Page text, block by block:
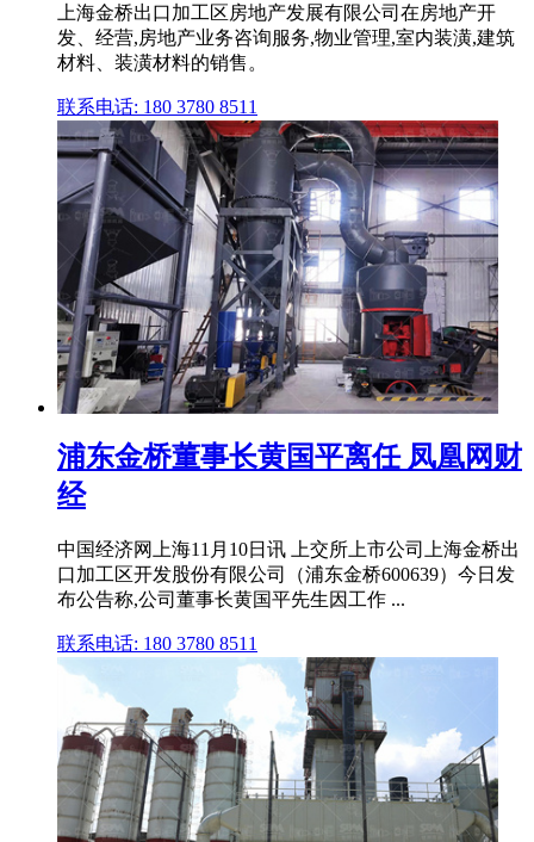
上海金桥出口加工区房地产发展有限公司在房地产开
发、经营,房地产业务咨询服务,物业管理,室内装潢,建筑
材料、装潢材料的销售。
联系电话: 180 3780 8511
浦东金桥董事长黄国平离任 凤凰网财
经
中国经济网上海11月10日讯 上交所上市公司上海金桥出
口加工区开发股份有限公司（浦东金桥600639）今日发
布公告称,公司董事长黄国平先生因工作 ...
联系电话: 180 3780 8511